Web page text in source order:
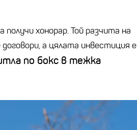
хонорар. Той разчита на
а цялата инвестиция е
по бокс в тежка